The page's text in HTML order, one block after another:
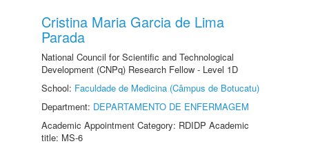
Cristina Maria Garcia de Lima
Parada
National Council for Scientific and Technological
Development (CNPq) Research Fellow - Level 1D
School: Faculdade de Medicina (Câmpus de Botucatu)
Department: DEPARTAMENTO DE ENFERMAGEM
Academic Appointment Category: RDIDP Academic
title: MS-6